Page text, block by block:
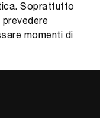
Soprattutto
momenti di